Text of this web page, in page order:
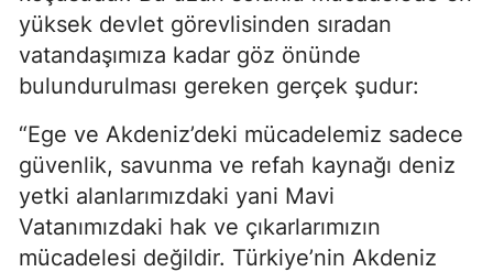
yüksek devlet görevlisinden sıradan
vatandaşımıza kadar göz önünde
bulundurulması gereken gerçek şudur:
“Ege ve Akdeniz’deki mücadelemiz sadece
güvenlik, savunma ve refah kaynağı deniz
yetki alanlarımızdaki yani Mavi
Vatanımızdaki hak ve çıkarlarımızın
mücadelesi değildir. Türkiye’nin Akdeniz